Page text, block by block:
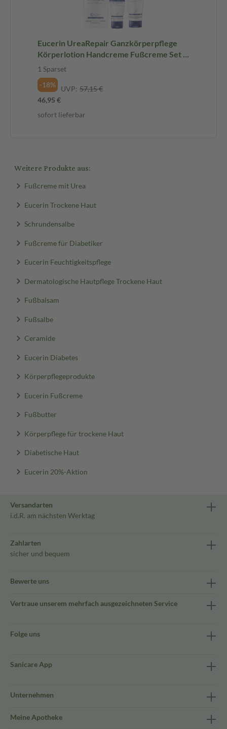
Eucerin UreaRepair Ganzkörperpflege
Körperlotion Handcreme Fußcreme Set -
3€ sparen* 1 Sparset
1 Sparset
-18%
UVP: 57,15 €
46,95 €
sofort lieferbar
Weitere Produkte aus:
Fußcreme mit Urea
Eucerin Trockene Haut
Schrundensalbe
Fußcreme für Diabetiker
Eucerin Feuchtigkeitspflege
Dermatologische Hautpflege Trockene Haut
Fußbalsam
Fußsalbe
Ceramide
Eucerin Diabetes
Körperpflegeprodukte
Eucerin Fußcreme
Fußbutter
Körperpflege für trockene Haut
Diabetische Haut
Eucerin 20%-Aktion
Versandarten
i.d.R. am nächsten Werktag
Zahlarten
sicher und bequem
Bewerte uns
Vertraue unserem mehrfach ausgezeichneten Service
Folge uns
Sanicare App
Unternehmen
Meine Apotheke